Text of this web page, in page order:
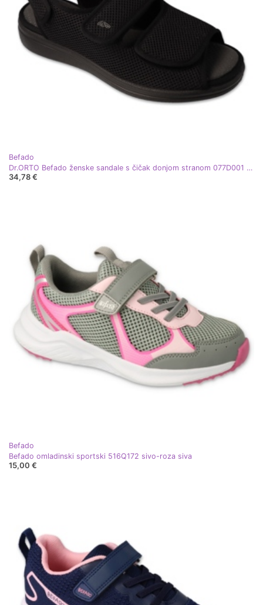
Befado
Dr.ORTO Befado ženske sandale s čičak donjom stranom 077D001 crne crna
34,78 €
Befado
Befado omladinski sportski 516Q172 sivo-roza siva
15,00 €